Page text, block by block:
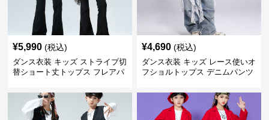
¥5,990 (税込)
ダンス衣装 キッズ ストライプ切
替ショート丈トップス フレアパ
¥4,690 (税込)
ダンス衣装 キッズ レース使いオ
フショルトップス デニムパンツ